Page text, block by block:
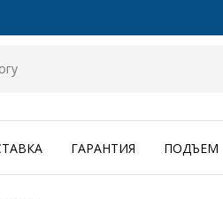
ГАРАНТИЯ ПОДЪЕМ